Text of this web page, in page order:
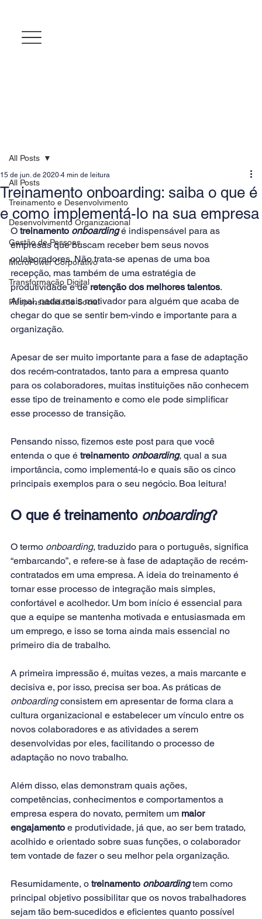
All Posts
Treinamento e Desenvolvimento
Desenvolvimento Organizacional
Gestão de Pessoas
MicroPower Corporativo
Transformação Digital
Responsabilidade Social
All Posts
Treinamento onboarding: saiba o que é
e como implementá-lo na sua empresa
15 de jun. de 2020 4 min de leitura
O treinamento onboarding é indispensável para as
empresas que buscam receber bem seus novos
colaboradores. Não trata-se apenas de uma boa
recepção, mas também de uma estratégia de
produtividade e de retenção dos melhores talentos.
Afinal, nada mais motivador para alguém que acaba de
chegar do que se sentir bem-vindo e importante para a
organização.
Apesar de ser muito importante para a fase de adaptação
dos recém-contratados, tanto para a empresa quanto
para os colaboradores, muitas instituições não conhecem
esse tipo de treinamento e como ele pode simplificar
esse processo de transição.
Pensando nisso, fizemos este post para que você
entenda o que é treinamento onboarding, qual a sua
importância, como implementá-lo e quais são os cinco
principais exemplos para o seu negócio. Boa leitura!
O que é treinamento onboarding?
O termo onboarding, traduzido para o português, significa
“embarcando”, e refere-se à fase de adaptação de recém-
contratados em uma empresa. A ideia do treinamento é
tornar esse processo de integração mais simples,
confortável e acolhedor. Um bom início é essencial para
que a equipe se mantenha motivada e entusiasmada em
um emprego, e isso se torna ainda mais essencial no
primeiro dia de trabalho.
A primeira impressão é, muitas vezes, a mais marcante e
decisiva e, por isso, precisa ser boa. As práticas de
onboarding consistem em apresentar de forma clara a
cultura organizacional e estabelecer um vínculo entre os
novos colaboradores e as atividades a serem
desenvolvidas por eles, facilitando o processo de
adaptação no novo trabalho.
Além disso, elas demonstram quais ações,
competências, conhecimentos e comportamentos a
empresa espera do novato, permitem um maior
engajamento e produtividade, já que, ao ser bem tratado,
acolhido e orientado sobre suas funções, o colaborador
tem vontade de fazer o seu melhor pela organização.
Resumidamente, o treinamento onboarding tem como
principal objetivo possibilitar que os novos trabalhadores
sejam tão bem-sucedidos e eficientes quanto possível